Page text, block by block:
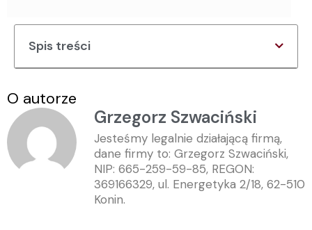
Spis treści
O autorze
Grzegorz Szwaciński
Jesteśmy legalnie działającą firmą,
dane firmy to: Grzegorz Szwaciński,
NIP: 665-259-59-85, REGON:
369166329, ul. Energetyka 2/18, 62-510
Konin.